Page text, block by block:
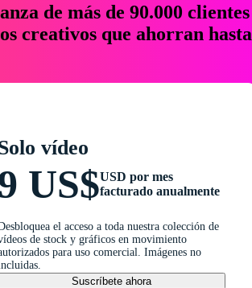
de más de 90.000 clientes
creativos que ahorran hasta
vídeo
US$USD por mes
facturado anualmente
el acceso a toda nuestra colección de
de stock y gráficos en movimiento
para uso comercial. Imágenes no
Suscríbete ahora